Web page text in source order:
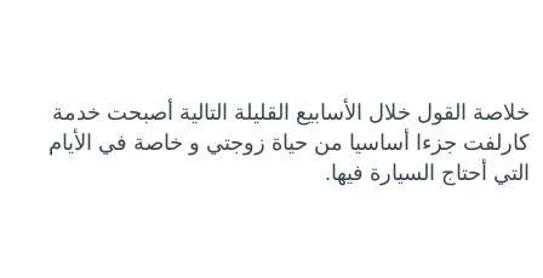
خلاصة القول خلال الأسابيع القليلة التالية أصبحت خدمة
كارلفت جزءا أساسيا من حياة زوجتي و خاصة في الأيام
التي أحتاج السيارة فيها.